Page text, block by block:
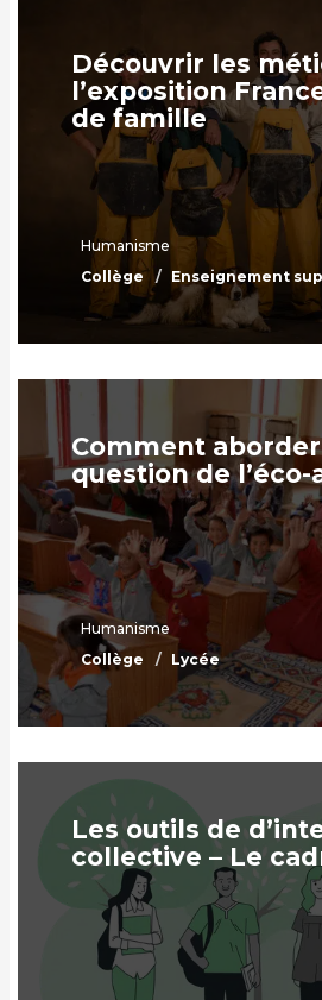
Découvrir les
l’exposition
de famille
Humanisme
Collège
Enseignement
Comment
question de l’éco-
Humanisme
Collège
Lycée
Les outils de
collective – Le